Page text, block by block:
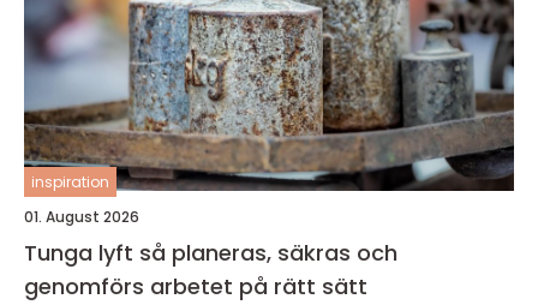
inspiration
01. August 2026
Tunga lyft så planeras, säkras och
genomförs arbetet på rätt sätt